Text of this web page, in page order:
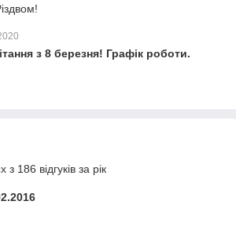
з 8 березня! Графік роботи.
186 відгуків за рік